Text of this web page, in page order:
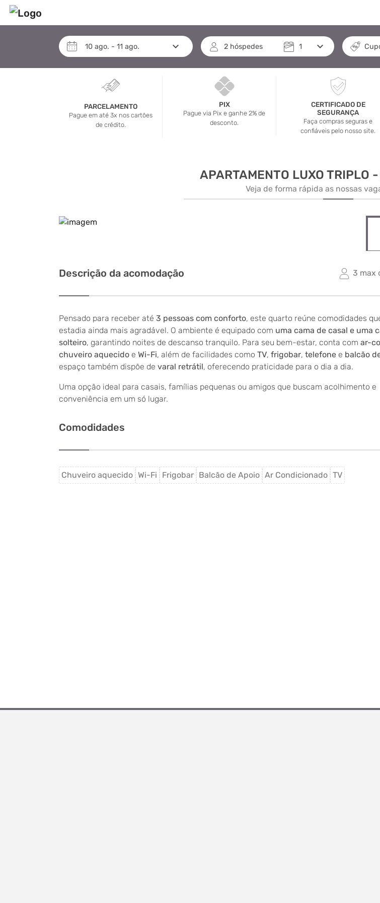
10 ago. - 11 ago. keyboard_arrow_down 2 hóspedes 1 keyboard_arrow_down
PARCELAMENTO
Pague em até 3x nos cartões
de crédito.
PIX
Pague via Pix e ganhe 2% de
desconto.
CERTIFICADO DE
SEGURANÇA
Faça compras seguras e
confiáveis pelo nosso site.
APARTAMENTO LUXO TRIPLO
Veja de forma rápida as nossas
Descrição da acomodação 3 max
Pensado para receber até 3 pessoas com conforto, este quarto reúne comodidades
estadia ainda mais agradável. O ambiente é equipado com uma cama de casal e uma
solteiro, garantindo noites de descanso tranquilo. Para seu bem-estar, conta com ar-
chuveiro aquecido e Wi-Fi, além de facilidades como TV, frigobar, telefone e balcão
espaço também dispõe de varal retrátil, oferecendo praticidade para o dia a dia.
Uma opção ideal para casais, famílias pequenas ou amigos que buscam acolhimento e
conveniência em um só lugar.
Comodidades
Chuveiro aquecido Wi-Fi Frigobar Balcão de Apoio Ar Condicionado TV